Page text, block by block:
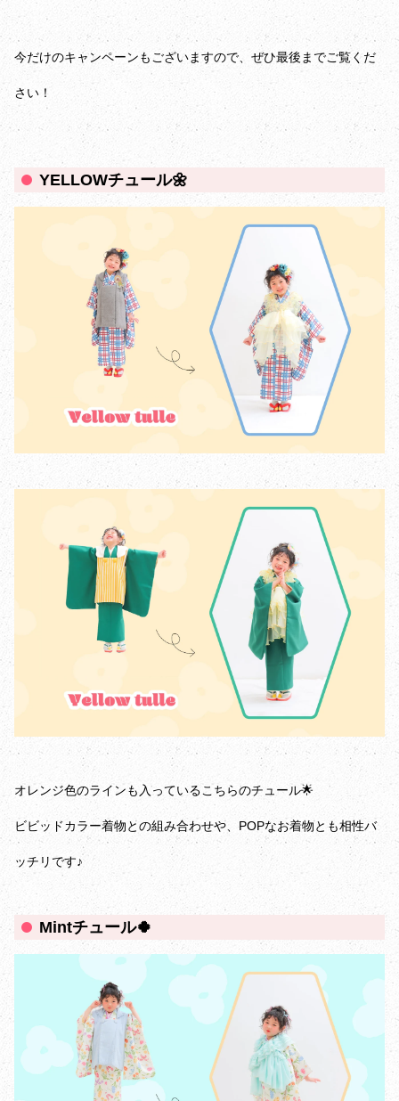
今だけのキャンペーンもございますので、ぜひ最後までご覧くだ
さい！
YELLOWチュール🌼
オレンジ色のラインも入っているこちらのチュール🌟
ビビッドカラー着物との組み合わせや、POPなお着物とも相性バ
ッチリです♪
Mintチュール🍀